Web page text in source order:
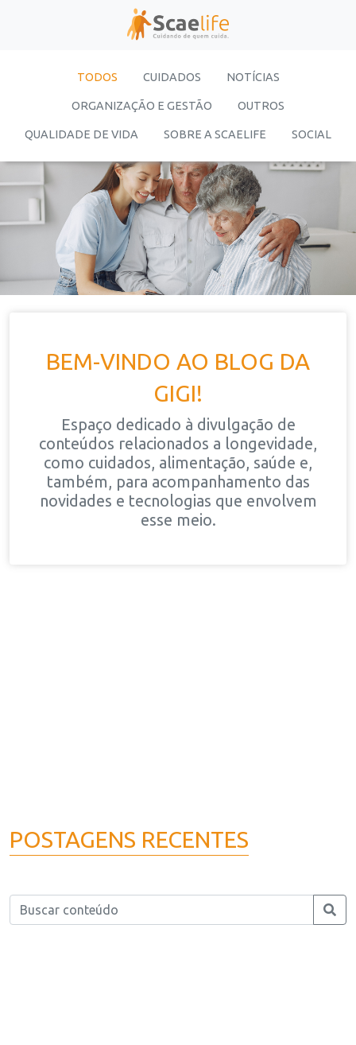
TODOS CUIDADOS NOTÍCIAS
ORGANIZAÇÃO E GESTÃO OUTROS
QUALIDADE DE VIDA SOBRE A SCAELIFE SOCIAL
BEM-VINDO AO BLOG DA
GIGI!
Espaço dedicado à divulgação de
conteúdos relacionados a longevidade,
como cuidados, alimentação, saúde e,
também, para acompanhamento das
novidades e tecnologias que envolvem
esse meio.
POSTAGENS RECENTES